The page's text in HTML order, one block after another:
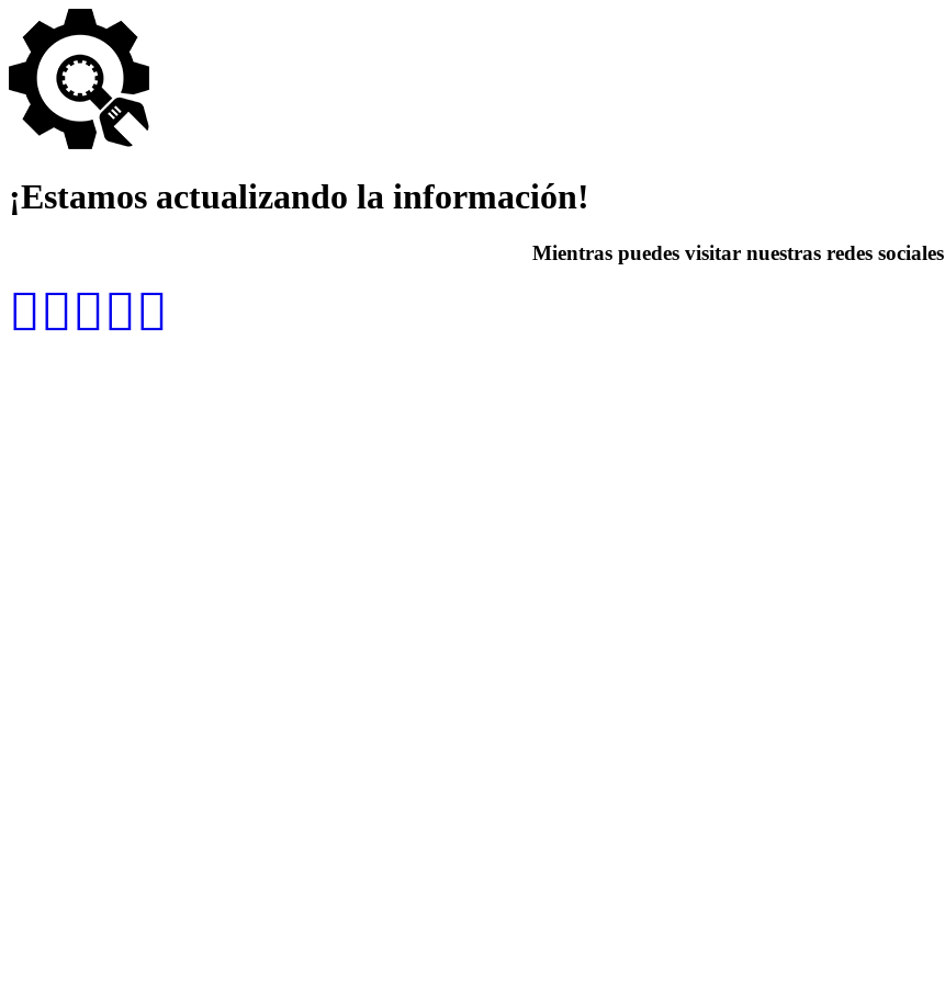
¡Estamos actualizando la información!
Mientras puedes visitar nuestras redes sociales